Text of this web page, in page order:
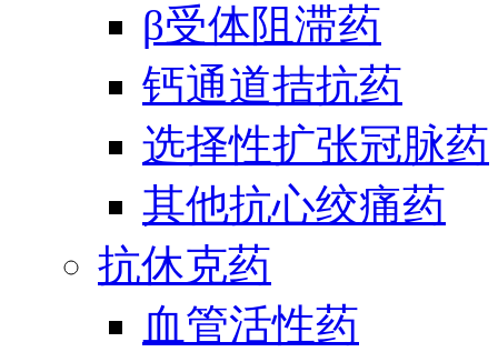
β受体阻滞药
钙通道拮抗药
选择性扩张冠脉药
其他抗心绞痛药
抗休克药
血管活性药